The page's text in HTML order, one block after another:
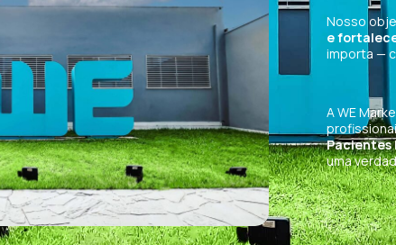
Nosso
e
importa —
A WE
Pacientes
uma